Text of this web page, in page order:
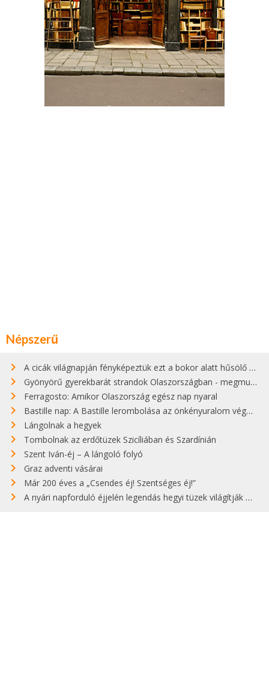
Népszerű
A cicák világnapján fényképeztük ezt a bokor alatt hűsölő cicát Kisorosziban
Gyönyörű gyerekbarát strandok Olaszországban - megmutatjuk a 15 legjobbat
Ferragosto: Amikor Olaszország egész nap nyaral
Bastille nap: A Bastille lerombolása az önkényuralom végét jelentette
Lángolnak a hegyek
Tombolnak az erdőtüzek Szicíliában és Szardínián
Szent Iván-éj – A lángoló folyó
Graz adventi vásárai
Már 200 éves a „Csendes éj! Szentséges éj!”
A nyári napforduló éjjelén legendás hegyi tüzek világítják meg Zugspitzét